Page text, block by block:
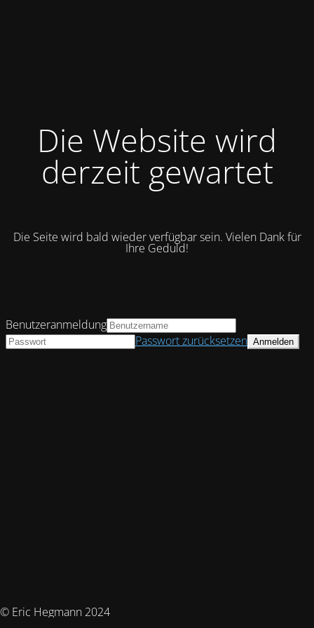
Die Website wird
derzeit gewartet
Die Seite wird bald wieder verfügbar sein. Vielen Dank für
Ihre Geduld!
© Eric Hegmann 2024
Benutzeranmeldung
Passwort zurücksetzen